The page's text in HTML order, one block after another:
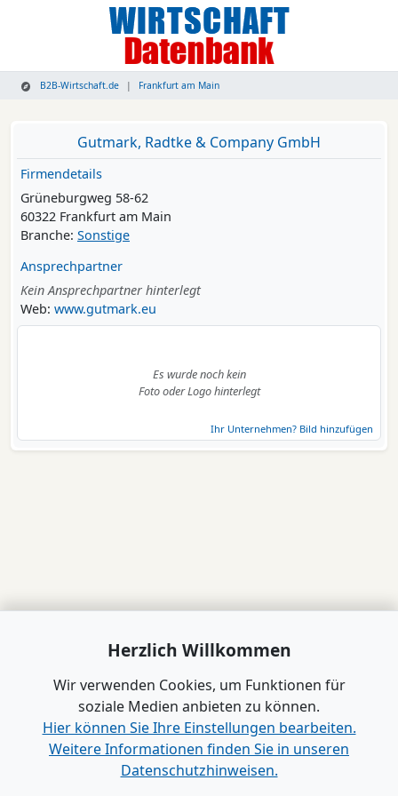
B2B-Wirtschaft.de Frankfurt am Main
Gutmark, Radtke & Company GmbH
Firmendetails
Grüneburgweg 58-62
60322 Frankfurt am Main
Branche: Sonstige
Ansprechpartner
Kein Ansprechpartner hinterlegt
Web: www.gutmark.eu
Es wurde noch kein
Foto oder Logo hinterlegt
Ihr Unternehmen? Bild hinzufügen
Herzlich Willkommen
Wir verwenden Cookies, um Funktionen für
soziale Medien anbieten zu können.
Hier können Sie Ihre Einstellungen bearbeiten.
Weitere Informationen finden Sie in unseren
Datenschutzhinweisen.